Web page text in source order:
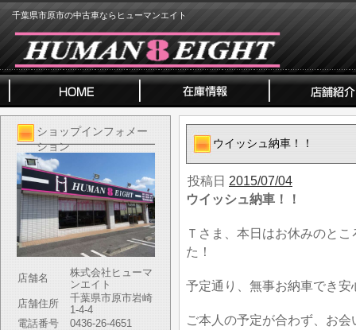
千葉県市原市の中古車ならヒューマンエイト
ショップインフォメー
ション
店舗名
株式会社ヒューマ
ンエイト
店舗住所
千葉県市原市岩崎
1-4-4
電話番号
0436-26-4651
ウイッシュ納車！！
投稿日 2015/07/04
ウイッシュ納車！！
Ｔさま、本日はお休みのと
た！
予定通り、無事お納車でき安
ご本人の予定が合わず、お